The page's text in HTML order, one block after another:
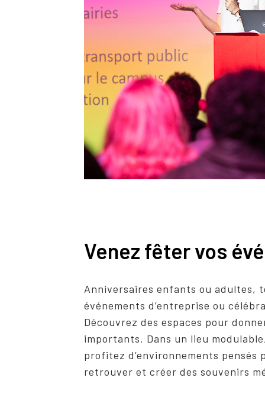
Venez fêter vos
Anniversaires enfants ou adultes,
événements d’entreprise ou
Découvrez des espaces pour
importants. Dans un lieu
profitez d’environnements pensés
retrouver et créer des souvenirs